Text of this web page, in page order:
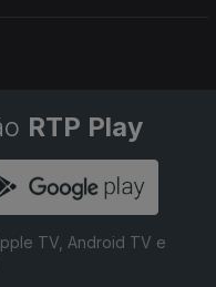
RTP Play
TV, Android TV e